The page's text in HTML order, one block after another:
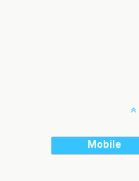
Mobile